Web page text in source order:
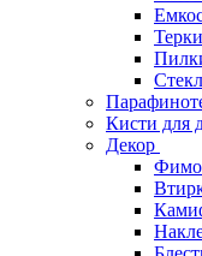
Кисти для
Декор
Фимо